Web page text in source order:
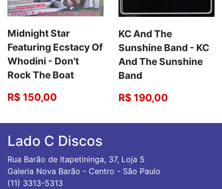
Midnight Star
Featuring Ecstacy Of
Whodini - Don't
Rock The Boat
R$ 150,00
KC And The
Sunshine Band ‎- KC
And The Sunshine
Band
R$ 190,00
Lado C Discos
Rua Barão de Itapetininga, 37, Loja 5
Galeria Nova Barão - Centro - São Paulo
(11) 3313-5313